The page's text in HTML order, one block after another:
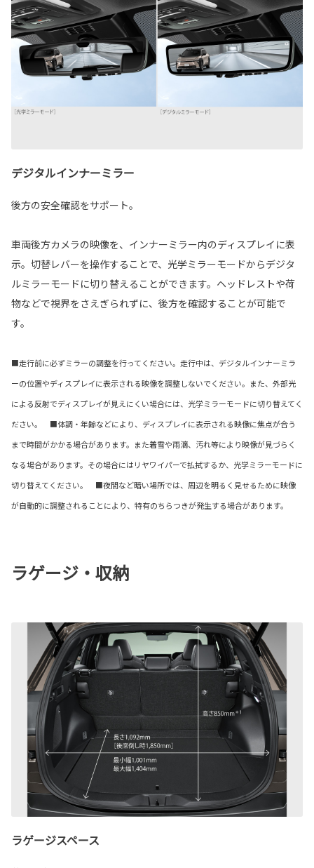
デジタルインナーミラー
後方の安全確認をサポート。
車両後方カメラの映像を、インナーミラー内のディスプレイに表
示。切替レバーを操作することで、光学ミラーモードからデジタ
ルミラーモードに切り替えることができます。ヘッドレストや荷
物などで視界をさえぎられずに、後方を確認することが可能で
す。
■走行前に必ずミラーの調整を行ってください。走行中は、デジタルインナーミラ
ーの位置やディスプレイに表示される映像を調整しないでください。また、外部光
による反射でディスプレイが見えにくい場合には、光学ミラーモードに切り替えてく
ださい。 ■体調・年齢などにより、ディスプレイに表示される映像に焦点が合う
まで時間がかかる場合があります。また着雪や雨滴、汚れ等により映像が見づらく
なる場合があります。その場合にはリヤワイパーで払拭するか、光学ミラーモードに
切り替えてください。 ■夜間など暗い場所では、周辺を明るく見せるために映像
が自動的に調整されることにより、特有のちらつきが発生する場合があります。
ラゲージ・収納
ラゲージスペース